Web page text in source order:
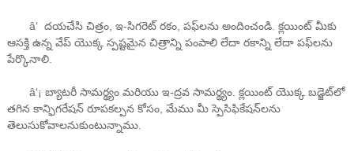
â‘ దయచేసి చిత్రం, ఇ-సిగరెట్ రకం, పఫ్‌లను అందించండి. క్లయింట్ మీకు
ఆసక్తి ఉన్న వేప్ యొక్క స్పష్టమైన చిత్రాన్ని పంపాలి లేదా రకాన్ని లేదా పఫ్‌లను
పేర్కొనాలి.
â‘¡ బ్యాటరీ సామర్థ్యం మరియు ఇ-ద్రవ సామర్థ్యం. క్లయింట్ యొక్క బడ్జెట్‌లో
తగిన కాన్ఫిగరేషన్ రూపకల్పన కోసం, మేము మీ స్పెసిఫికేషన్‌లను
తెలుసుకోవాలనుకుంటున్నాము.